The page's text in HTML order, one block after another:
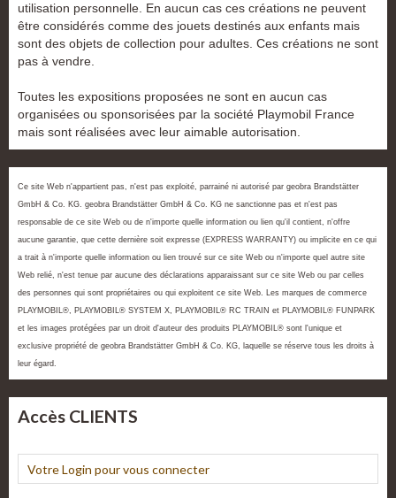
utilisation personnelle. En aucun cas ces créations ne peuvent
être considérés comme des jouets destinés aux enfants mais
sont des objets de collection pour adultes. Ces créations ne sont
pas à vendre.
Toutes les expositions proposées ne sont en aucun cas
organisées ou sponsorisées par la société Playmobil France
mais sont réalisées avec leur aimable autorisation.
Ce site Web n'appartient pas, n'est pas exploité, parrainé ni autorisé par geobra Brandstätter
GmbH & Co. KG. geobra Brandstätter GmbH & Co. KG ne sanctionne pas et n'est pas
responsable de ce site Web ou de n'importe quelle information ou lien qu'il contient, n'offre
aucune garantie, que cette dernière soit expresse (EXPRESS WARRANTY) ou implicite en ce qui
a trait à n'importe quelle information ou lien trouvé sur ce site Web ou n'importe quel autre site
Web relié, n'est tenue par aucune des déclarations apparaissant sur ce site Web ou par celles
des personnes qui sont propriétaires ou qui exploitent ce site Web. Les marques de commerce
PLAYMOBIL®, PLAYMOBIL® SYSTEM X, PLAYMOBIL® RC TRAIN et PLAYMOBIL® FUNPARK
et les images protégées par un droit d'auteur des produits PLAYMOBIL® sont l'unique et
exclusive propriété de geobra Brandstätter GmbH & Co. KG, laquelle se réserve tous les droits à
leur égard.
Accès CLIENTS